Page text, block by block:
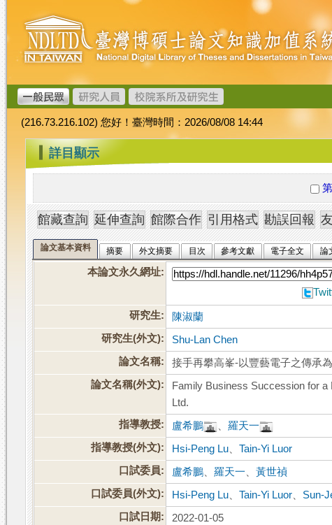
跳
到
主
要
內
容
臺
灣
博
碩
士
論
文
加
值
系
統
(216.73.216.102) 您好！臺灣時間：2026/08/08 14:44
::: 詳目顯示
論文基本資料 摘要 外文摘要 目次 參考文獻 電子全文 論
本論文永久網址:
研究生:
陳淑蘭
研究生(外文):
Shu-Lan Chen
論文名稱:
接手再攀高峯-以豐藝電子之傳承
論文名稱(外文):
Family Business Succession for
Ltd.
指導教授:
盧希鵬 、羅天一
指導教授(外文):
Hsi-Peng Lu 、Tain-Yi Luor
口試委員:
盧希鵬 、羅天一 、黃世禎
口試委員(外文):
Hsi-Peng Lu 、Tain-Yi Luor
Sun-
口試日期:
2022-01-05